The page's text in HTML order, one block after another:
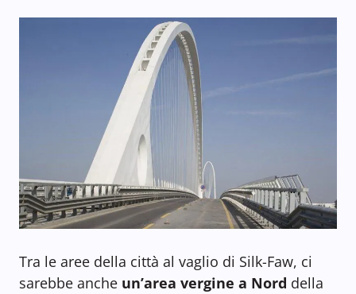
Tra le aree della città al vaglio di Silk-Faw, ci
sarebbe anche un’area vergine a Nord della